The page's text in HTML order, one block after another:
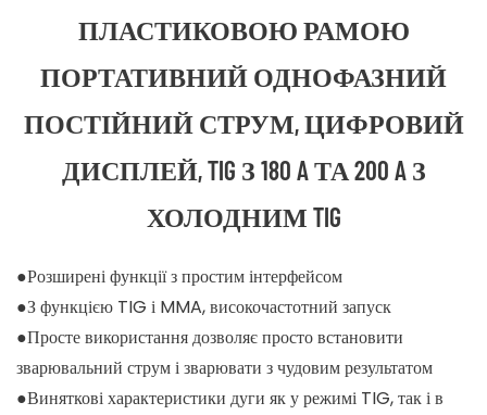
ПЛАСТИКОВОЮ РАМОЮ
ПОРТАТИВНИЙ ОДНОФАЗНИЙ
ПОСТІЙНИЙ СТРУМ, ЦИФРОВИЙ
ДИСПЛЕЙ, TIG З 180 A ТА 200 A З
ХОЛОДНИМ TIG
●Розширені функції з простим інтерфейсом
●З функцією TIG і MMA, високочастотний запуск
●Просте використання дозволяє просто встановити
зварювальний струм і зварювати з чудовим результатом
●Виняткові характеристики дуги як у режимі TIG, так і в